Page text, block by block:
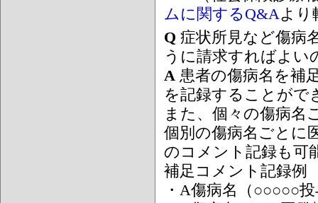
ムに関するQ&Aより
Q 症状所見など傷病
うに請求すればよい
A 患者の傷病名を補
を記録することがで
また、個々の傷病名
個別の傷病名ごとに
のコメント記録も可
補足コメント記録例
・A傷病名（○○○○○